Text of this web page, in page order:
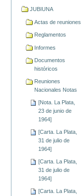
JUBIUNA
Actas de reuniones
Reglamentos
Informes
Documentos
históricos
Reuniones
Nacionales Notas
[Nota. La Plata,
23 de junio de
1964]
[Carta. La Plata,
31 de julio de
1964]
[Carta. La Plata,
31 de julio de
1964]
[Carta. La Plata,